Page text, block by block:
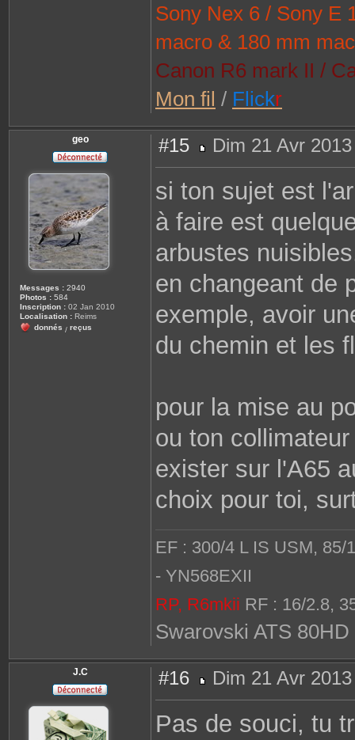
Sony Nex 6 / Sony E
macro & 180 mm
Canon R6 mark II /
Mon fil / Flickr
geo
Messages : 2940
Photos : 584
Inscription : 02 Jan 2010
Localisation : Reims
donnés / reçus
#15
e
s
Dim 21 Avr
si ton sujet est
à faire est
arbustes
en changeant de
exemple, avoir
du chemin et les
pour la mise au
ou ton
exister sur l'A65
choix pour toi,
EF : 300/4 L IS USM,
- YN568EXII
RP, R6mkii RF : 16/2.8,
Swarovski ATS
J.C #16
e
s
a
Dim 21 Avr
Pas de souci, tu